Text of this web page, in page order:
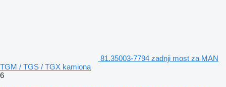
81.35003-7794 zadnji most za MAN
TGM / TGS / TGX kamiona
6